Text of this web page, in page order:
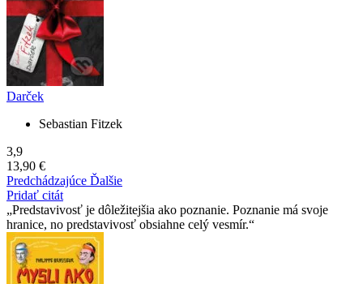
Darček
Sebastian Fitzek
3,9
13,90 €
Predchádzajúce Ďalšie
Pridať citát
Predstavivosť je dôležitejšia ako poznanie. Poznanie má svoje
hranice, no predstavivosť obsiahne celý vesmír.